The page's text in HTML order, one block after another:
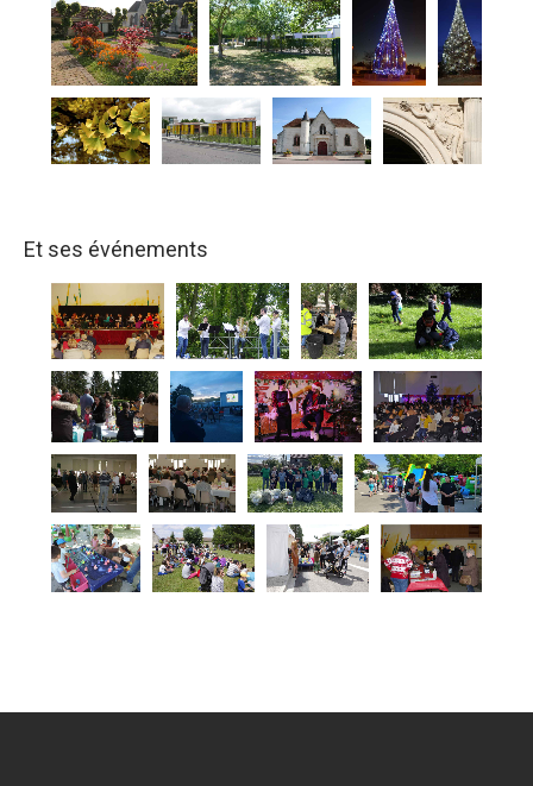
Et ses événements